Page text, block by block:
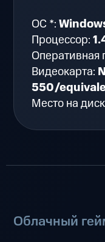
ОС *:
Процессор:
Оперативная
Видеокарта:
550/
Место на
Облачный